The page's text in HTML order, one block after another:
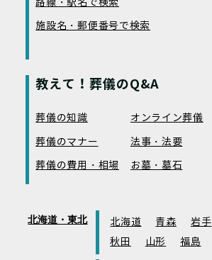
施設名・郵便番号で検索
教えて！葬儀のQ&A
葬儀の知識 オンライン葬儀
葬儀のマナー
法事・法要
葬儀の費用・相場
お墓・墓石
北海道・東北 北海道 青森 岩手
秋田
山形 福島